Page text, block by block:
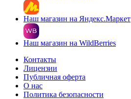
Наш магазин на Яндекс.Маркет
Наш магазин на WildBerries
Контакты
Лицензии
Публичная оферта
О нас
Политика безопасности